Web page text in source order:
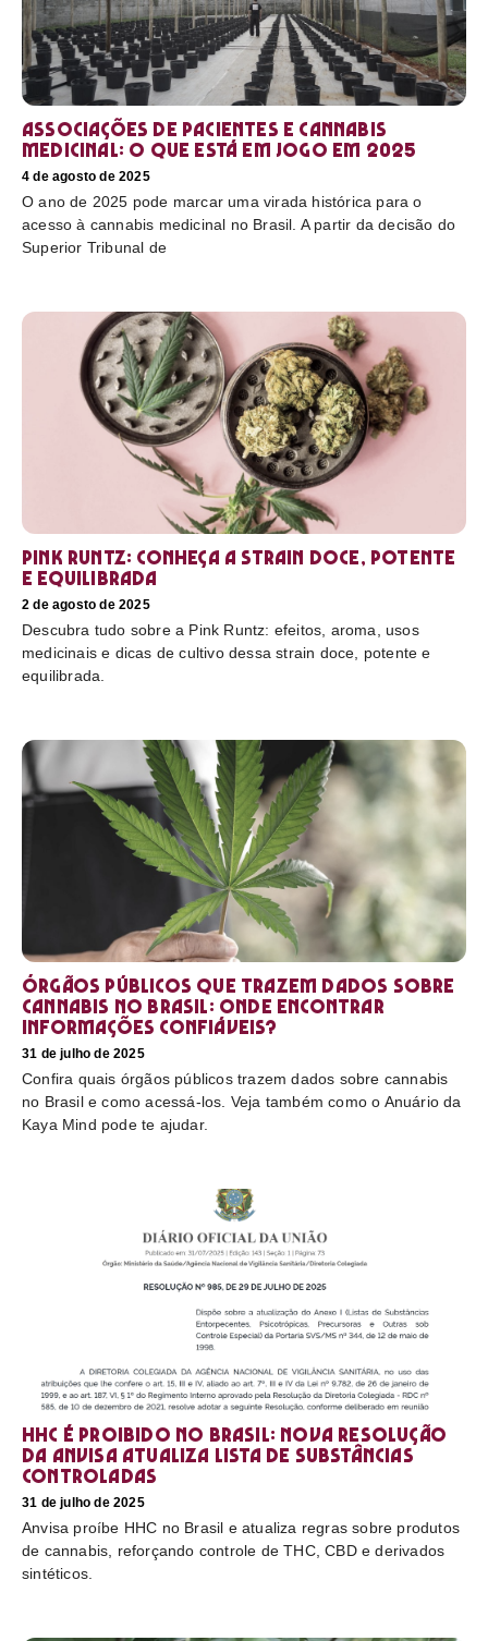
Associações de pacientes e cannabis
medicinal: o que está em jogo em 2025
4 de agosto de 2025
O ano de 2025 pode marcar uma virada histórica para o
acesso à cannabis medicinal no Brasil. A partir da decisão do
Superior Tribunal de
Pink Runtz: conheça a strain doce, potente
e equilibrada
2 de agosto de 2025
Descubra tudo sobre a Pink Runtz: efeitos, aroma, usos
medicinais e dicas de cultivo dessa strain doce, potente e
equilibrada.
Órgãos públicos que trazem dados sobre
cannabis no Brasil: onde encontrar
informações confiáveis?
31 de julho de 2025
Confira quais órgãos públicos trazem dados sobre cannabis
no Brasil e como acessá-los. Veja também como o Anuário da
Kaya Mind pode te ajudar.
HHC é proibido no Brasil: nova resolução
da Anvisa atualiza lista de substâncias
controladas
31 de julho de 2025
Anvisa proíbe HHC no Brasil e atualiza regras sobre produtos
de cannabis, reforçando controle de THC, CBD e derivados
sintéticos.